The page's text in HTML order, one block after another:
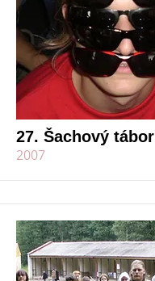
27. Šachový tábor
2007